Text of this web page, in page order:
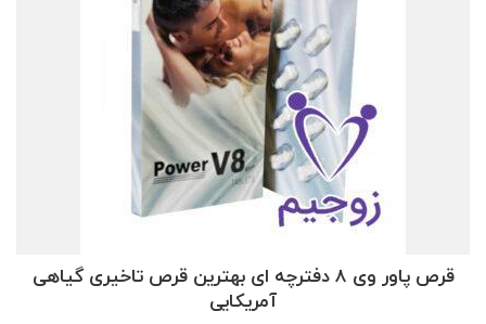
قرص پاور وی 8 دفترچه ای بهترین قرص تاخیری گیاهی
آمریکایی